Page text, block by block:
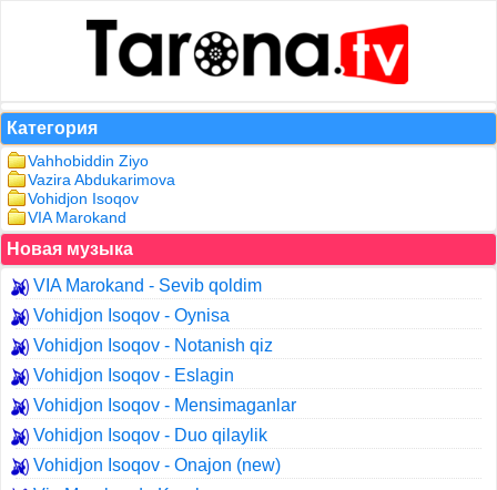
Категория
Vahhobiddin Ziyo
Vazira Abdukarimova
Vohidjon Isoqov
VIA Marokand
Новая музыка
VIA Marokand - Sevib qoldim
Vohidjon Isoqov - Oynisa
Vohidjon Isoqov - Notanish qiz
Vohidjon Isoqov - Eslagin
Vohidjon Isoqov - Mensimaganlar
Vohidjon Isoqov - Duo qilaylik
Vohidjon Isoqov - Onajon (new)